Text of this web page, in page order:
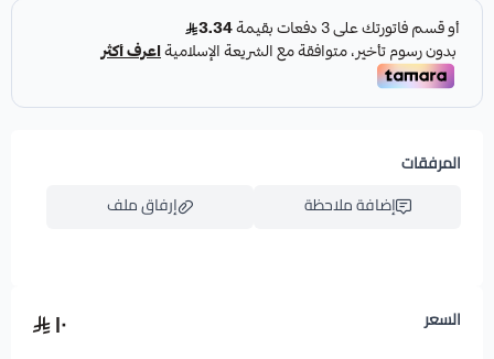
المرفقات
إضافة ملاحظة
إرفاق ملف
السعر ١٠